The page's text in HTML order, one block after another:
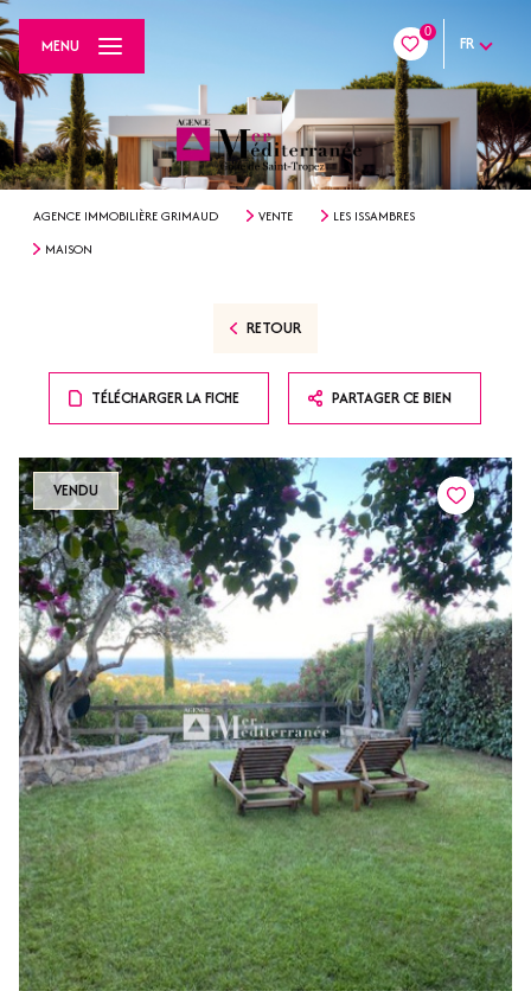
0
FR
MENU
AGENCE IMMOBILIÈRE GRIMAUD VENTE
LES ISSAMBRES
MAISON
RETOUR
TÉLÉCHARGER LA FICHE PARTAGER CE BIEN
VENDU